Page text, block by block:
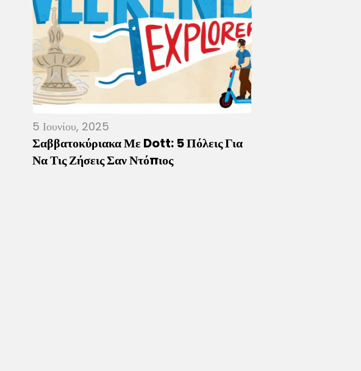
5 Ιουνίου, 2025
Σαββατοκύριακα Με Dott: 5 Πόλεις Για
Να Τις Ζήσεις Σαν Ντόπιος